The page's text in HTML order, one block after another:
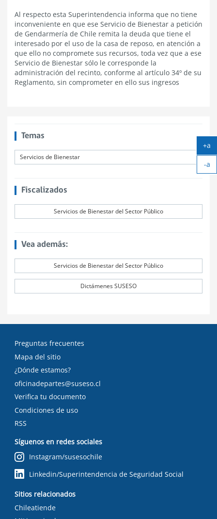
Al respecto esta Superintendencia informa que no tiene
inconveniente en que ese Servicio de Bienestar a petición
de Gendarmería de Chile remita la deuda que tiene el
interesado por el uso de la casa de reposo, en atención a
que ello no compromete sus recursos, toda vez que a ese
Servicio de Bienestar sólo le corresponde la
administración del recinto, conforme al artículo 34º de su
Reglamento, sin comprometer en ello sus ingresos
Temas
Servicios de Bienestar
Fiscalizados
Servicios de Bienestar del Sector Público
Vea además:
Servicios de Bienestar del Sector Público
Dictámenes SUSESO
Preguntas frecuentes
Mapa del sitio
¿Dónde estamos?
oficinadepartes@suseso.cl
Verifica tu documento
Condiciones de uso
RSS
Síguenos en redes sociales
Instagram/susesochile
Linkedin/Superintendencia de Seguridad Social
Sitios relacionados
Chileatiende
+a
-a